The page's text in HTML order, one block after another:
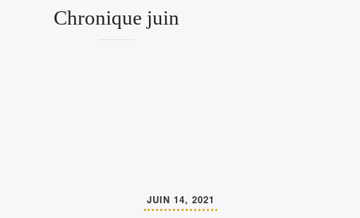
Chronique juin
JUIN 14, 2021